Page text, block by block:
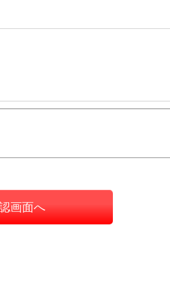
画面へ